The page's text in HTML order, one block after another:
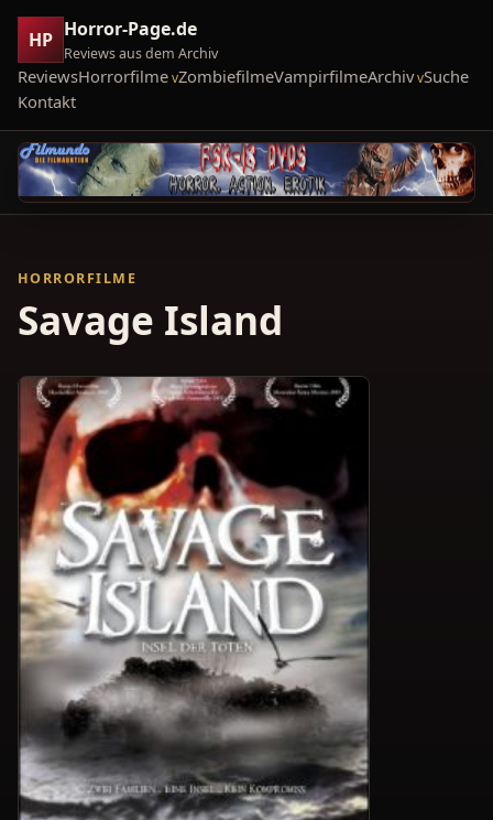
HP Horror-Page.de
Reviews aus dem Archiv
ReviewsHorrorfilme ZombiefilmeVampirfilmeArchiv Suche
Kontakt
HORRORFILME
Savage Island